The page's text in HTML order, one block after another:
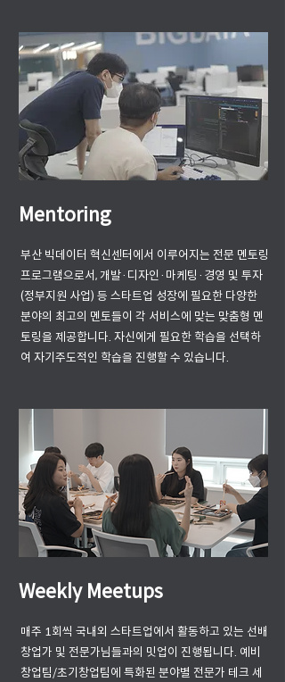
Mentoring
부산 빅데이터 혁신센터에서 이루어지는 전문 멘토링
프로그램으로서, 개발·디자인·마케팅·경영 및 투자
(정부지원 사업) 등 스타트업 성장에 필요한 다양한
분야의 최고의 멘토들이 각 서비스에 맞는 맞춤형 멘
토링을 제공합니다. 자신에게 필요한 학습을 선택하
여 자기주도적인 학습을 진행할 수 있습니다.
Weekly Meetups
매주 1회씩 국내외 스타트업에서 활동하고 있는 선배
창업가 및 전문가님들과의 밋업이 진행됩니다. 예비
창업팀/초기창업팀에 특화된 분야별 전문가 테크 세